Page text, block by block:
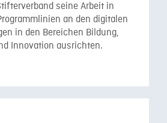
seine Arbeit in
an den digitalen
in den Bereichen Bildung,
Innovation ausrichten.